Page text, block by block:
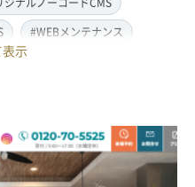
#WEBメンテナンス
応
テム
#動画制作(撮影・編集)
作
示